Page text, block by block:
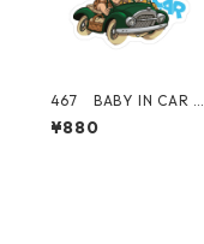
467 BABY IN CAR 赤
ちゃん "California
Market Center" ア
¥880